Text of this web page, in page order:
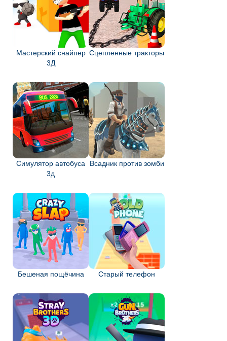
Мастерский снайпер
3Д
Сцепленные тракторы
Симулятор автобуса
3д
Всадник против зомби
Бешеная пощёчина Старый телефон